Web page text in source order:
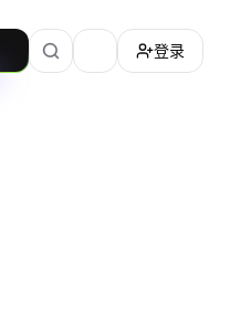
加载主题切换
登录